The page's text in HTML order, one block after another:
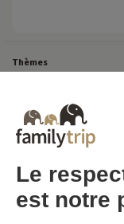
Thèmes
Court séjour de dernière
Court séjour Insolite
Destinations
Vacances au Ski en France
Familytrip
Le
est notre